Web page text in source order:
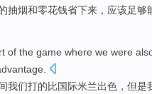
抽烟和零花钱省下来， 应该足够
of the game where we were
我们打的比国际米兰出色， 但是